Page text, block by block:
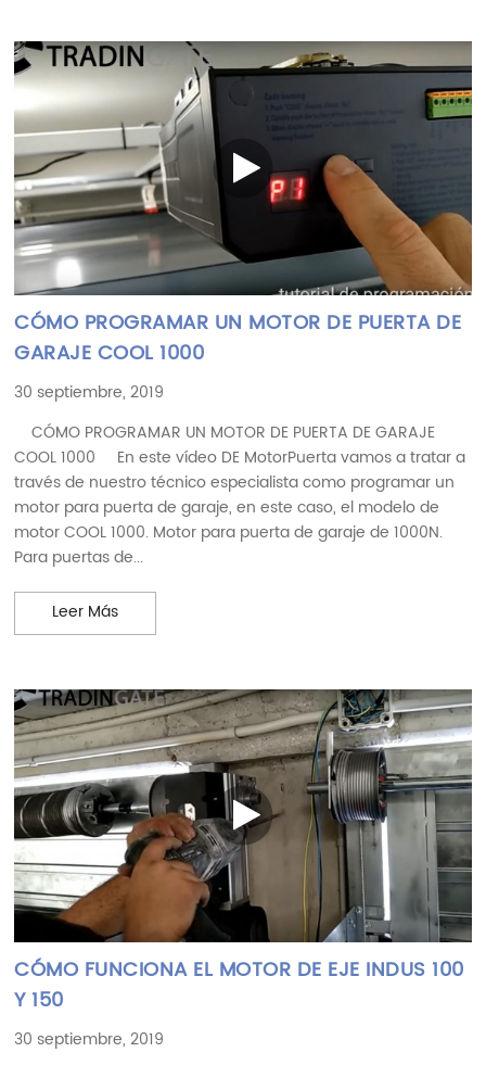
CÓMO PROGRAMAR UN MOTOR DE PUERTA DE
GARAJE COOL 1000
30 septiembre, 2019
CÓMO PROGRAMAR UN MOTOR DE PUERTA DE GARAJE
COOL 1000 En este vídeo DE MotorPuerta vamos a tratar a
través de nuestro técnico especialista como programar un
motor para puerta de garaje, en este caso, el modelo de
motor COOL 1000. Motor para puerta de garaje de 1000N.
Para puertas de...
Leer MásCÓMO PROGRAMAR UN MOTOR DE PUERTA DE
CÓMO FUNCIONA EL MOTOR DE EJE INDUS 100
Y 150
30 septiembre, 2019